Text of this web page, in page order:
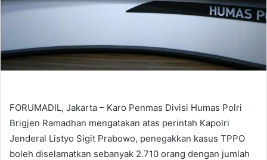
FORUMADIL, Jakarta – Karo Penmas Divisi Humas Polri
Brigjen Ramadhan mengatakan atas perintah Kapolri
Jenderal Listyo Sigit Prabowo, penegakkan kasus TPPO
boleh diselamatkan sebanyak 2.710 orang dengan jumlah